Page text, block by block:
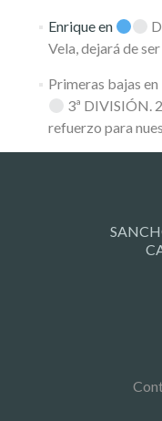
Enriqueen
Vela, dejará de
Primeras bajas
3ª DIVISIÓN.
refuerzo para